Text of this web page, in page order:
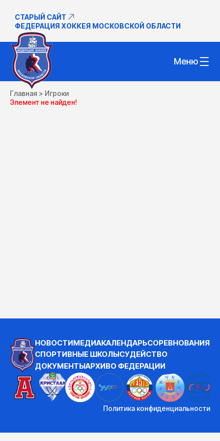
СТАРЫЙ САЙТ
ФЕДЕРАЦИЯ ХОККЕЯ МОСКОВСКОЙ ОБЛАСТИ
Меню
Главная > Игроки
Элемент не найден!
НОВОСТИМЕДИАКАЛЕНДАРЬСОРЕВНОВАНИЯ
СПОРТИВНЫЕ ШКОЛЫСУДЕЙСТВО
ДОКУМЕНТЫАРХИВО ФЕДЕРАЦИИ
Политика конфиденциальности